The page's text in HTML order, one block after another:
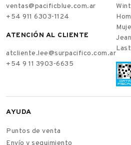
ventas@pacificblue.com.ar
+54 911 6303-1124
ATENCIÓN AL CLIENTE
atcliente.lee@surpacifico.com.ar
+54 9 11 3903-6635
AYUDA
Puntos de venta